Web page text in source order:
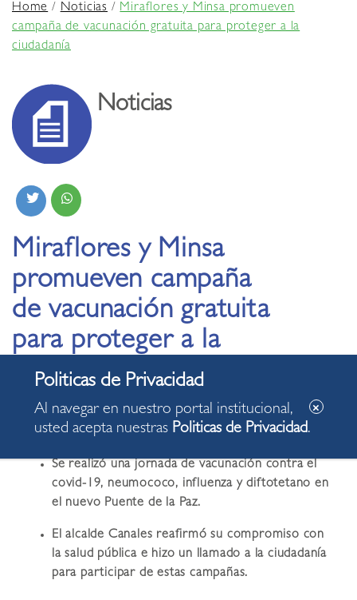
Home/Noticias /Miraflores y Minsa promueven
campaña de vacunación gratuita para proteger a la
ciudadanía
Noticias
Miraflores y Minsa
promueven campaña
de vacunación gratuita
para proteger a la
ciudadanía
08.09.2025
Se realizó una jornada de vacunación contra el
covid-19, neumococo, influenza y diftotetano en
el nuevo Puente de la Paz.
El alcalde Canales reafirmó su compromiso con
la salud pública e hizo un llamado a la ciudadanía
para participar de estas campañas.
Al navegar en nuestro portal institucional,
usted acepta nuestras Politicas de Privacidad.